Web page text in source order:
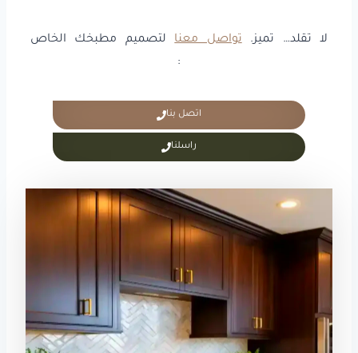
لا تقلد… تميز.تواصل معنالتصميم مطبخك الخاص
:
اتصل بنا
راسلنا